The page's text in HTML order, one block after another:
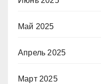
Май 2025
Апрель 2025
Март 2025